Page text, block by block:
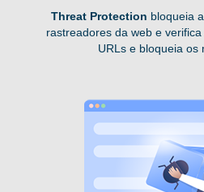
Threat Protection bloqueia
rastreadores da web e
URLs e bloqueia os